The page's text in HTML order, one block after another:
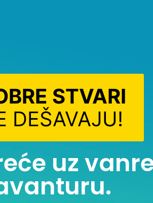
STVARI
DEŠAVAJU!
uz